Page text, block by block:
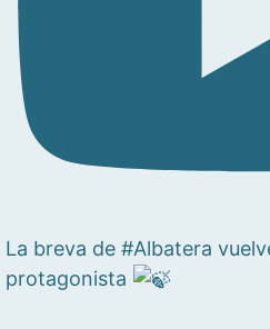
La breva de #Albatera
protagonista